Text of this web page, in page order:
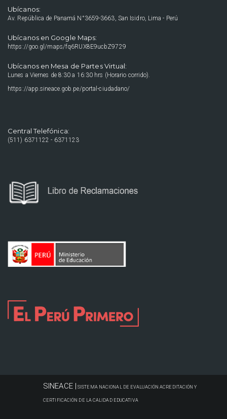
Ubícanos:
Av. República de Panamá N°3659-3663, San Isidro, Lima - Perú
Ubícanos en Google Maps:
https://goo.gl/maps/fq6RUX8E9ucbZ9729
Ubícanos en Mesa de Partes Virtual:
Lunes a Viernes de 8:30 a 16:30 hrs (Horario corrido).
https://app.sineace.gob.pe/portal-ciudadano/
Central Telefónica:
(511) 6371122 - 6371123
SINEACE | SISTEMA NACIONAL DE EVALUACIÓN ACREDITACIÓN Y
CERTIFICACIÓN DE LA CALIDAD EDUCATIVA